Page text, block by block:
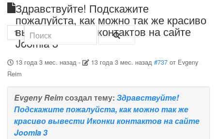
Здравствуйте! Подскажите
пожалуйста, как можно так же красиво
вывести Иконки контактов на сайте
Joomla 3
1
13 года 3 мес. назад- 13 года 3 мес. назад #737 от Evgeny
Reim
Evgeny Reimсоздал тему: Здравствуйте!
Подскажите пожалуйста, как можно так же
красиво вывести Иконки контактов на сайте
Joomla 3